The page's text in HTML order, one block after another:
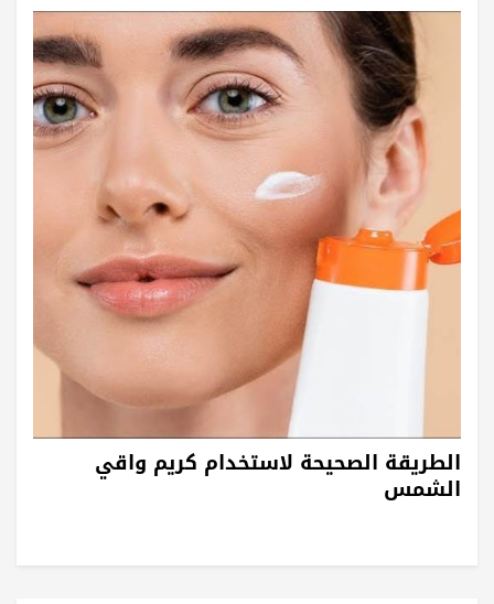
الطريقة الصحيحة لاستخدام كريم واقي
الشمس